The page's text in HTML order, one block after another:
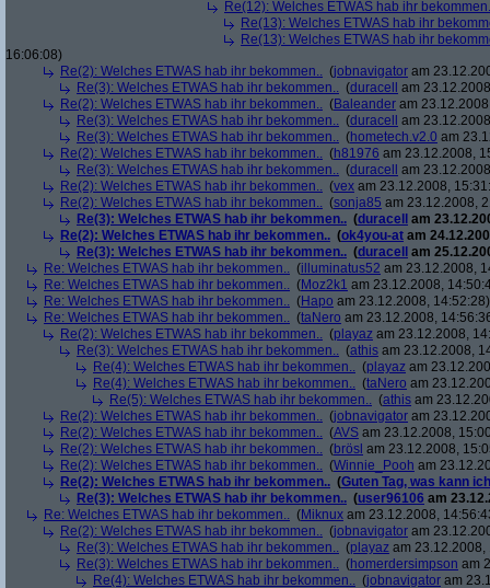
Re(12): Welches ETWAS hab ihr
Re(13): Welches ETWAS hab ihr
Re(13): Welches ETWAS hab ihr
16:06:08)
Re(2): Welches ETWAS hab ihr bekommen.. (jobnavigator am
Re(3): Welches ETWAS hab ihr bekommen.. (duracell
am
Re(2): Welches ETWAS hab ihr bekommen.. (Baleander am
Re(3): Welches ETWAS hab ihr bekommen.. (duracell
am
Re(3): Welches ETWAS hab ihr bekommen.. (hometech.v2.0 am
Re(2): Welches ETWAS hab ihr bekommen.. (h81976 am 23.12.2008,
Re(3): Welches ETWAS hab ihr bekommen.. (duracell
am
Re(2): Welches ETWAS hab ihr bekommen.. (vex am 23.12.2008,
Re(2): Welches ETWAS hab ihr bekommen.. (sonja85 am 23.12.2008,
Re(3): Welches ETWAS hab ihr bekommen.. (duracell
am
Re(2): Welches ETWAS hab ihr bekommen.. (ok4you-at am
Re(3): Welches ETWAS hab ihr bekommen.. (duracell
am
Re: Welches ETWAS hab ihr bekommen.. (illuminatus52 am 23.12.2008,
Re: Welches ETWAS hab ihr bekommen.. (Moz2k1 am 23.12.2008,
Re: Welches ETWAS hab ihr bekommen.. (Hapo am 23.12.2008, 14:52:28)
Re: Welches ETWAS hab ihr bekommen.. (taNero am 23.12.2008,
Re(2): Welches ETWAS hab ihr bekommen.. (playaz am 23.12.2008,
Re(3): Welches ETWAS hab ihr bekommen.. (athis am 23.12.2008,
Re(4): Welches ETWAS hab ihr bekommen.. (playaz am
Re(4): Welches ETWAS hab ihr bekommen.. (taNero am
Re(5): Welches ETWAS hab ihr bekommen.. (athis am
Re(2): Welches ETWAS hab ihr bekommen.. (jobnavigator am
Re(2): Welches ETWAS hab ihr bekommen.. (AVS am 23.12.2008,
Re(2): Welches ETWAS hab ihr bekommen.. (brösl am 23.12.2008,
Re(2): Welches ETWAS hab ihr bekommen.. (Winnie_Pooh am
Re(2): Welches ETWAS hab ihr bekommen.. (Guten Tag, was kann
Re(3): Welches ETWAS hab ihr bekommen.. (user96106 am
Re: Welches ETWAS hab ihr bekommen.. (Miknux am 23.12.2008,
Re(2): Welches ETWAS hab ihr bekommen.. (jobnavigator am
Re(3): Welches ETWAS hab ihr bekommen.. (playaz am 23.12.2008,
Re(3): Welches ETWAS hab ihr bekommen.. (homerdersimpson am
Re(4): Welches ETWAS hab ihr bekommen.. (jobnavigator am